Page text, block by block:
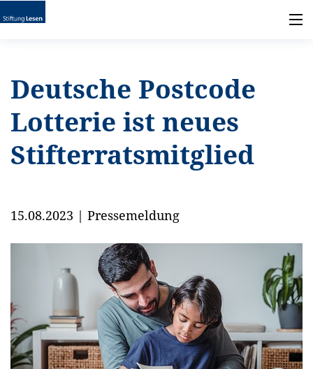
Deutsche Postcode
Lotterie ist neues
Stifterratsmitglied
15.08.2023 | Pressemeldung